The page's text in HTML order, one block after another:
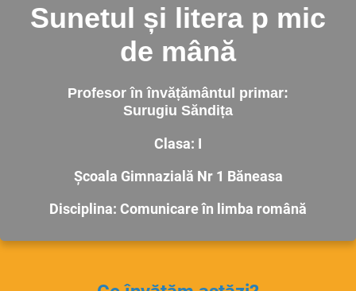
Sunetul și litera p mic
de mână
Profesor în învățământul primar:
Surugiu Săndița
Clasa: I
Școala Gimnazială Nr 1 Băneasa
Disciplina: Comunicare în limba română